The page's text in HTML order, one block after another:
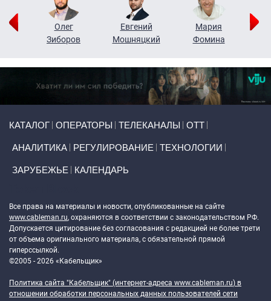
Олег
Зиборов
Евгений
Мошняцкий
Мария
Фомина
КАТАЛОГ ОПЕРАТОРЫ ТЕЛЕКАНАЛЫ ОТТ
АНАЛИТИКА РЕГУЛИРОВАНИЕ ТЕХНОЛОГИИ
ЗАРУБЕЖЬЕ КАЛЕНДАРЬ
Все права на материалы и новости, опубликованные на сайте
www.cableman.ru, охраняются в соответствии с законодательством РФ.
Допускается цитирование без согласования с редакцией не более трети
от объема оригинального материала, с обязательной прямой
гиперссылкой.
©2005 - 2026 «Кабельщик»
Политика сайта "Кабельщик" (интернет-адреса www.cableman.ru) в
отношении обработки персональных данных пользователей сети